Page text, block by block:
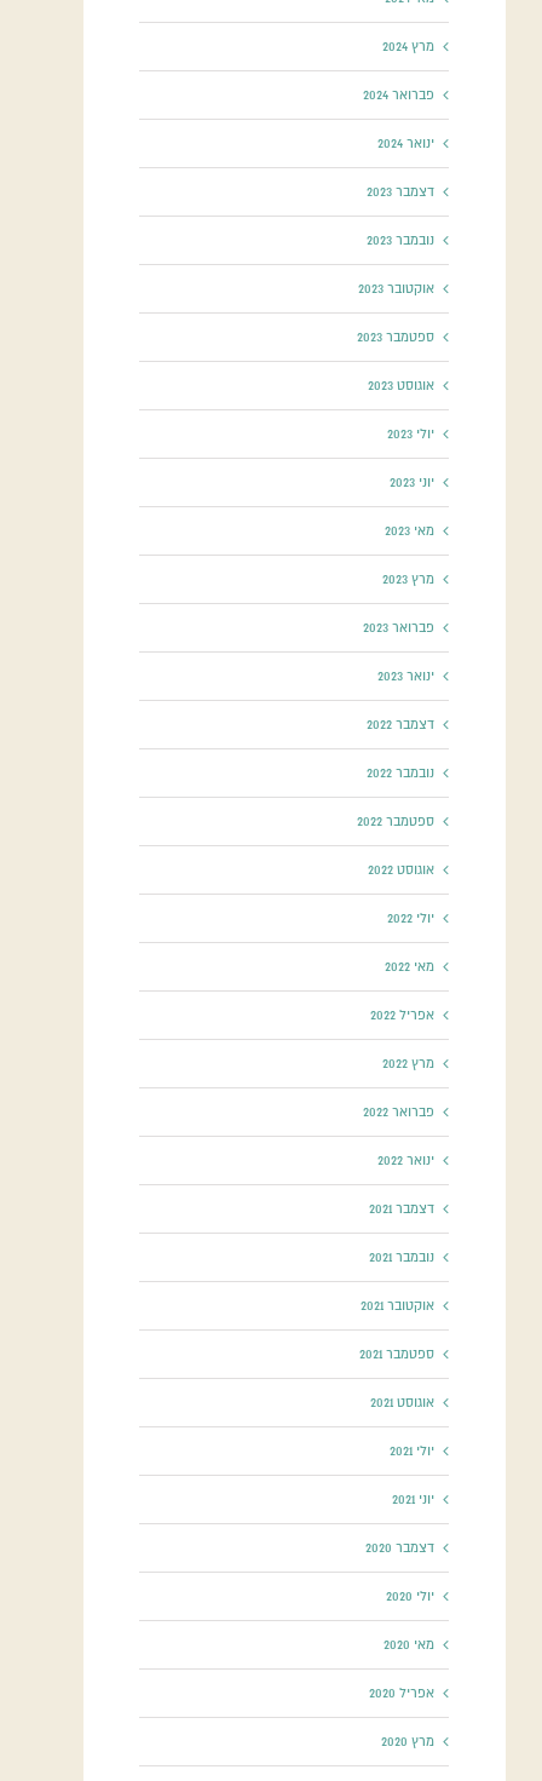
מרץ 2024
פברואר 2024
ינואר 2024
דצמבר 2023
נובמבר 2023
אוקטובר 2023
ספטמבר 2023
אוגוסט 2023
יולי 2023
יוני 2023
מאי 2023
מרץ 2023
פברואר 2023
ינואר 2023
דצמבר 2022
נובמבר 2022
ספטמבר 2022
אוגוסט 2022
יולי 2022
מאי 2022
אפריל 2022
מרץ 2022
פברואר 2022
ינואר 2022
דצמבר 2021
נובמבר 2021
אוקטובר 2021
ספטמבר 2021
אוגוסט 2021
יולי 2021
יוני 2021
דצמבר 2020
יולי 2020
מאי 2020
אפריל 2020
מרץ 2020